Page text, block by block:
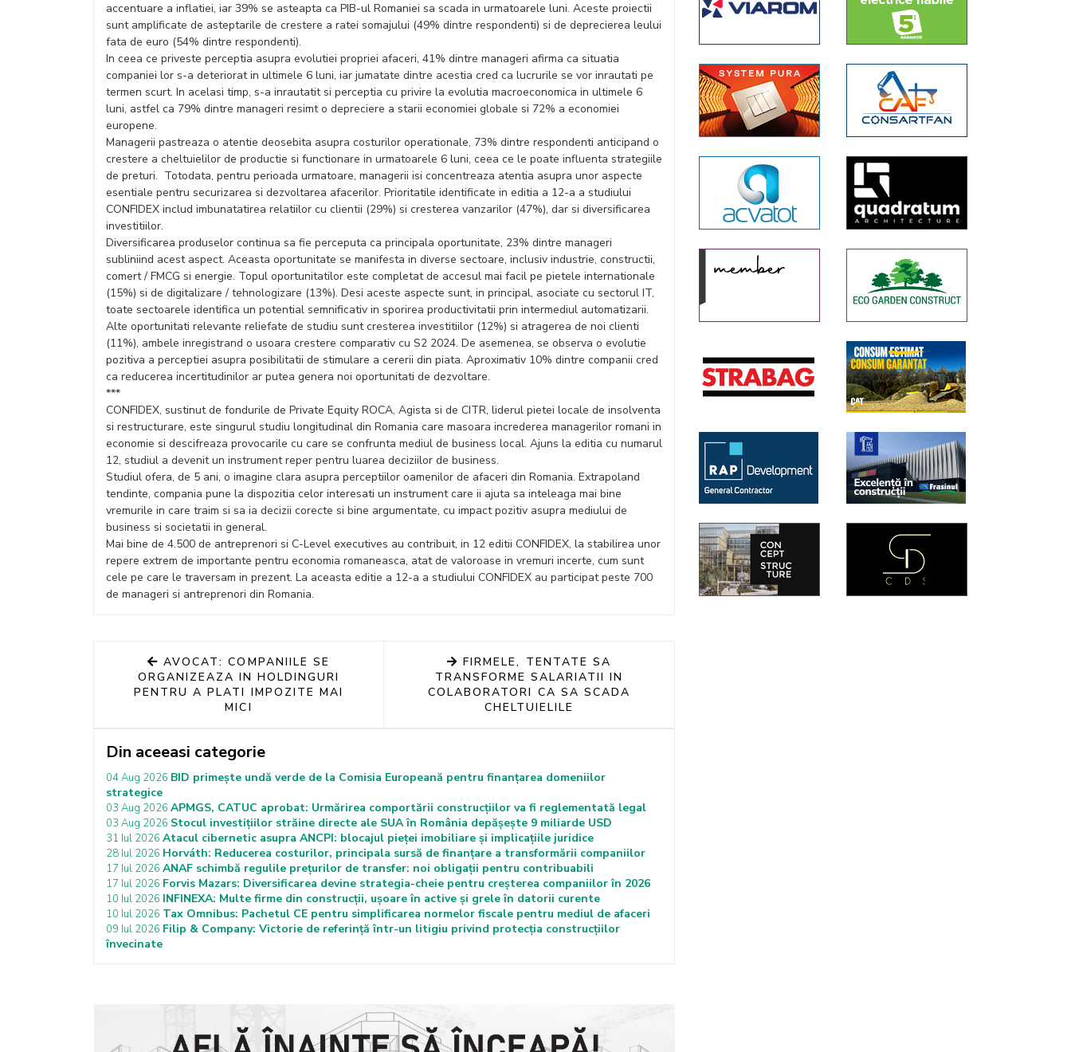
accentuare a inflatiei, iar 39% se asteapta ca PIB-ul Romaniei sa scada in urmatoarele luni. Aceste proiectii
sunt amplificate de asteptarile de crestere a ratei somajului (49% dintre respondenti) si de deprecierea leului
fata de euro (54% dintre respondenti).
In ceea ce priveste perceptia asupra evolutiei propriei afaceri, 41% dintre manageri afirma ca situatia
companiei lor s-a deteriorat in ultimele 6 luni, iar jumatate dintre acestia cred ca lucrurile se vor inrautati pe
termen scurt. In acelasi timp, s-a inrautatit si perceptia cu privire la evolutia macroeconomica in ultimele 6
luni, astfel ca 79% dintre manageri resimt o depreciere a starii economiei globale si 72% a economiei
europene.
Managerii pastreaza o atentie deosebita asupra costurilor operationale, 73% dintre respondenti anticipand o
crestere a cheltuielilor de productie si functionare in urmatoarele 6 luni, ceea ce le poate influenta strategiile
de preturi. Totodata, pentru perioada urmatoare, managerii isi concentreaza atentia asupra unor aspecte
esentiale pentru securizarea si dezvoltarea afacerilor. Prioritatile identificate in editia a 12-a a studiului
CONFIDEX includ imbunatatirea relatiilor cu clientii (29%) si cresterea vanzarilor (47%), dar si diversificarea
investitiilor.
Diversificarea produselor continua sa fie perceputa ca principala oportunitate, 23% dintre manageri
subliniind acest aspect. Aceasta oportunitate se manifesta in diverse sectoare, inclusiv industrie, constructii,
comert / FMCG si energie. Topul oportunitatilor este completat de accesul mai facil pe pietele internationale
(15%) si de digitalizare / tehnologizare (13%). Desi aceste aspecte sunt, in principal, asociate cu sectorul IT,
toate sectoarele identifica un potential semnificativ in sporirea productivitatii prin intermediul automatizarii.
Alte oportunitati relevante reliefate de studiu sunt cresterea investitiilor (12%) si atragerea de noi clienti
(11%), ambele inregistrand o usoara crestere comparativ cu S2 2024. De asemenea, se observa o evolutie
pozitiva a perceptiei asupra posibilitatii de stimulare a cererii din piata. Aproximativ 10% dintre companii cred
ca reducerea incertitudinilor ar putea genera noi oportunitati de dezvoltare.
***
CONFIDEX, sustinut de fondurile de Private Equity ROCA, Agista si de CITR, liderul pietei locale de insolventa
si restructurare, este singurul studiu longitudinal din Romania care masoara increderea managerilor romani in
economie si descifreaza provocarile cu care se confrunta mediul de business local. Ajuns la editia cu numarul
12, studiul a devenit un instrument reper pentru luarea deciziilor de business.
Studiul ofera, de 5 ani, o imagine clara asupra perceptiilor oamenilor de afaceri din Romania. Extrapoland
tendinte, compania pune la dispozitia celor interesati un instrument care ii ajuta sa inteleaga mai bine
vremurile in care traim si sa ia decizii corecte si bine argumentate, cu impact pozitiv asupra mediului de
business si societatii in general.
Mai bine de 4.500 de antreprenori si C-Level executives au contribuit, in 12 editii CONFIDEX, la stabilirea unor
repere extrem de importante pentru economia romaneasca, atat de valoroase in vremuri incerte, cum sunt
cele pe care le traversam in prezent. La aceasta editie a 12-a a studiului CONFIDEX au participat peste 700
de manageri si antreprenori din Romania.
AVOCAT: COMPANIILE SE
ORGANIZEAZA IN HOLDINGURI
PENTRU A PLATI IMPOZITE MAI
MICI
FIRMELE, TENTATE SA
TRANSFORME SALARIATII IN
COLABORATORI CA SA SCADA
CHELTUIELILE
Din aceeasi categorie
04 Aug 2026 BID primește undă verde de la Comisia Europeană pentru finanțarea domeniilor
strategice
03 Aug 2026 APMGS, CATUC aprobat: Urmărirea comportării construcțiilor va fi reglementată legal
03 Aug 2026 Stocul investițiilor străine directe ale SUA în România depășește 9 miliarde USD
31 Iul 2026 Atacul cibernetic asupra ANCPI: blocajul pieței imobiliare și implicațiile juridice
28 Iul 2026 Horváth: Reducerea costurilor, principala sursă de finanțare a transformării companiilor
17 Iul 2026 ANAF schimbă regulile prețurilor de transfer: noi obligații pentru contribuabili
17 Iul 2026 Forvis Mazars: Diversificarea devine strategia-cheie pentru creșterea companiilor în 2026
10 Iul 2026 INFINEXA: Multe firme din construcții, ușoare în active și grele în datorii curente
10 Iul 2026 Tax Omnibus: Pachetul CE pentru simplificarea normelor fiscale pentru mediul de afaceri
09 Iul 2026 Filip & Company: Victorie de referință într-un litigiu privind protecția construcțiilor
învecinate